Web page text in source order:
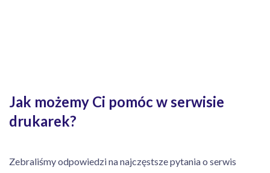
Jak możemy Ci pomóc w serwisie
drukarek?
Zebraliśmy odpowiedzi na najczęstsze pytania o serwis